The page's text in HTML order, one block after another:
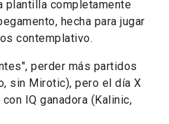
plantilla completamente
hecha para jugar
contemplativo.
perder más partidos
sin Mirotic), pero el día X
IQ ganadora (Kalinic,